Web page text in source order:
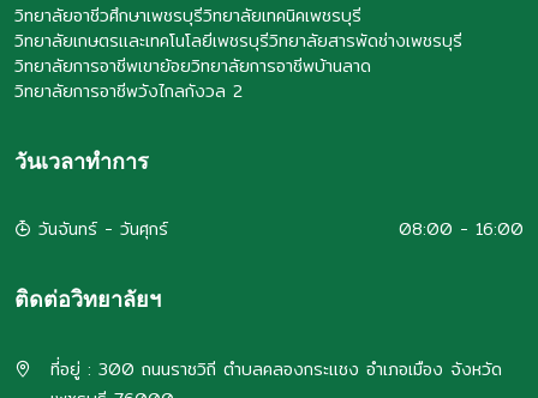
วิทยาลัยอาชีวศึกษาเพชรบุรีวิทยาลัยเทคนิคเพชรบุรี
วิทยาลัยเกษตรและเทคโนโลยีเพชรบุรีวิทยาลัยสารพัดช่างเพชรบุรี
วิทยาลัยการอาชีพเขาย้อยวิทยาลัยการอาชีพบ้านลาด
วิทยาลัยการอาชีพวังไกลกังวล 2
วันเวลาทำการ
วันจันทร์ - วันศุกร์ 08:00 - 16:00
ติดต่อวิทยาลัยฯ
ที่อยู่ : 300 ถนนราชวิถี ตำบลคลองกระแชง อำเภอเมือง จังหวัด